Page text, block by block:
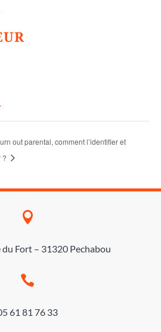
out parental, comment l’identifier et
?

Fort – 31320 Pechabou

61 81 76 33